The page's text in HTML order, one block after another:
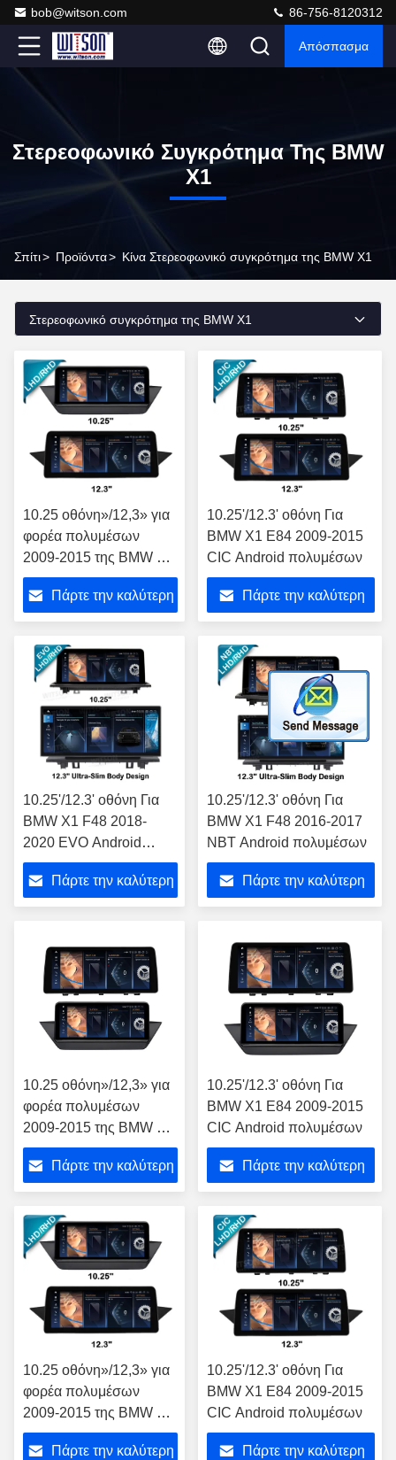
bob@witson.com 86-756-8120312
Απόσπασμα
Στερεοφωνικό Συγκρότημα Της BMW
X1
Σπίτι> Προϊόντα> Κίνα Στερεοφωνικό συγκρότημα της BMW X1
Στερεοφωνικό συγκρότημα της BMW X1
10.25 οθόνη»/12,3» για
φορέα πολυμέσων
2009-2015 της BMW X1
E84 τον αρρενωπό
Πάρτε την καλύτερη
10.25'/12.3' οθόνη Για
BMW X1 E84 2009-2015
CIC Android πολυμέσων
Πάρτε την καλύτερη
10.25'/12.3' οθόνη Για
BMW X1 F48 2018-
2020 EVO Android
πολυμέσων
Πάρτε την καλύτερη
10.25'/12.3' οθόνη Για
BMW X1 F48 2016-2017
NBT Android πολυμέσων
Πάρτε την καλύτερη
10.25 οθόνη»/12,3» για
φορέα πολυμέσων
2009-2015 της BMW X1
E84 τον αρρενωπό
Πάρτε την καλύτερη
10.25'/12.3' οθόνη Για
BMW X1 E84 2009-2015
CIC Android πολυμέσων
Πάρτε την καλύτερη
10.25 οθόνη»/12,3» για
φορέα πολυμέσων
2009-2015 της BMW X1
E84 τον αρρενωπό
Πάρτε την καλύτερη
10.25'/12.3' οθόνη Για
BMW X1 E84 2009-2015
CIC Android πολυμέσων
Πάρτε την καλύτερη